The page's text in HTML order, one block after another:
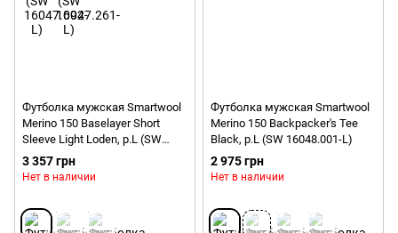
Футболка мужская Smartwool
Merino 150 Baselayer Short
Sleeve Light Loden, р.L (SW
14041.261-L)
3 357 грн
Нет в наличии
Футболка мужская Smartwool
Merino 150 Backpacker's Tee
Black, р.L (SW 16048.001-L)
2 975 грн
Нет в наличии